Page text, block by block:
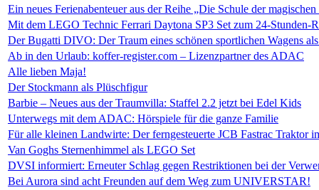
Ein neues Ferienabenteuer aus der Reihe „Die Schule der magischen
Mit dem LEGO Technic Ferrari Daytona SP3 Set zum 24-Stunden-
Der Bugatti DIVO: Der Traum eines schönen sportlichen Wagens
Ab in den Urlaub: koffer-register.com – Lizenzpartner des ADAC
Alle lieben Maja!
Der Stockmann als Plüschfigur
Barbie – Neues aus der Traumvilla: Staffel 2.2 jetzt bei Edel Kids
Unterwegs mit dem ADAC: Hörspiele für die ganze Familie
Für alle kleinen Landwirte: Der ferngesteuerte JCB Fastrac Traktor
Van Goghs Sternenhimmel als LEGO Set
DVSI informiert: Erneuter Schlag gegen Restriktionen bei der
Bei Aurora sind acht Freunden auf dem Weg zum UNIVERSTAR!